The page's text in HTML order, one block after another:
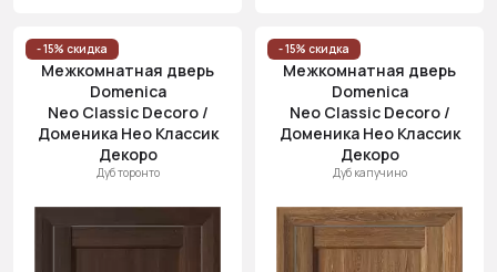
- 15% скидка
Межкомнатная дверь
Domenica
Neo Classic Decoro /
Доменика Нео Классик
Декоро
Дуб торонто
- 15% скидка
Межкомнатная дверь
Domenica
Neo Classic Decoro /
Доменика Нео Классик
Декоро
Дуб капучино